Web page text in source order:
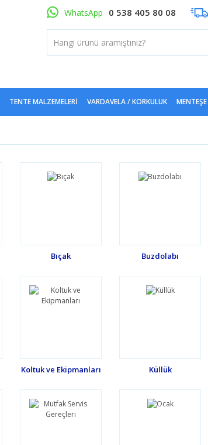
WhatsApp 0 538 405 80 08
TENTE MALZEMELERI VARDAVELA / KORKULUK MENTEŞE
Bıçak Buzdolabı
Koltuk ve Ekipmanları Küllük